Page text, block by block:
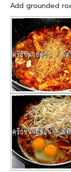
Add grounded